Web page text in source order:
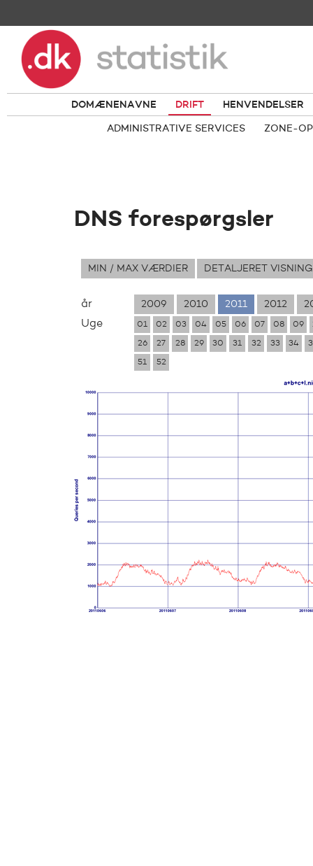
DOMÆNENAVNE DRIFT HENVENDELSER
ADMINISTRATIVE SERVICES ZONE-
DNS forespørgsler
MIN / MAX VÆRDIER DETALJERET VISNING
år 2009 2010 2011 2012
Uge 01 02 03 04 05 06 07 08 09
26 27 28 29 30 31 32 33 34
51 52